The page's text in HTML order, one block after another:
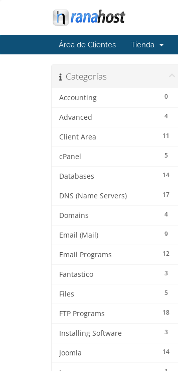
Área de Clientes Tienda
Categorías
0
Accounting
4
Advanced
11
Client Area
5
cPanel
14
Databases
17
DNS (Name Servers)
4
Domains
9
Email (Mail)
12
Email Programs
3
Fantastico
5
Files
18
FTP Programs
3
Installing Software
14
Joomla